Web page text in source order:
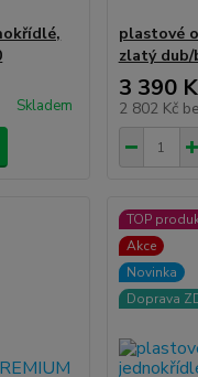
Skladem
plastové
zlatý dub/
3 390
2 802 Kč
TOP
Akce
Novinka
Doprava